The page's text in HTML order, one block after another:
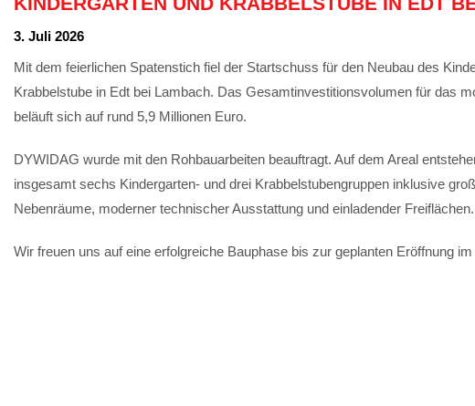
3. Juli 2026
Mit dem feierlichen Spatenstich fiel der Startschuss für den Neubau des
Krabbelstube in Edt bei Lambach. Das Gesamtinvestitionsvolumen für das
beläuft sich auf rund 5,9 Millionen Euro.
DYWIDAG wurde mit den Rohbauarbeiten beauftragt. Auf dem Areal
insgesamt sechs Kindergarten- und drei Krabbelstubengruppen inklusive
Nebenräume, moderner technischer Ausstattung und einladender Freiflächen.
Wir freuen uns auf eine erfolgreiche Bauphase bis zur geplanten Eröffnung